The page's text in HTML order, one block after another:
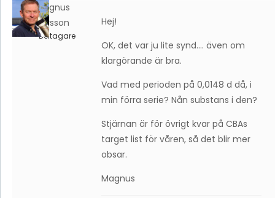
Magnus
Larsson
Deltagare
Hej!
OK, det var ju lite synd…. även om
klargörande är bra.
Vad med perioden på 0,0148 d då, i
min förra serie? Nån substans i den?
Stjärnan är för övrigt kvar på CBAs
target list för våren, så det blir mer
obsar.
Magnus